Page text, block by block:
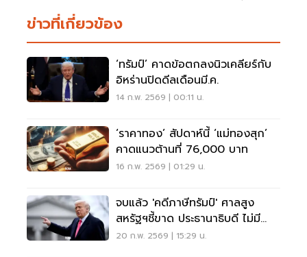
ข่าวที่เกี่ยวข้อง
‘ทรัมป์’ คาดข้อตกลงนิวเคลียร์กับ
อิหร่านปิดดีลเดือนมี.ค.
14 ก.พ. 2569 | 00:11 น.
‘ราคาทอง’ สัปดาห์นี้ ‘แม่ทองสุก’
คาดแนวต้านที่ 76,000 บาท
16 ก.พ. 2569 | 01:29 น.
จบแล้ว 'คดีภาษีทรัมป์' ศาลสูง
สหรัฐฯชี้ขาด ประธานาธิบดี ไม่มี
อำนาจตั้งภาษีนำเข้าเอง
20 ก.พ. 2569 | 15:29 น.